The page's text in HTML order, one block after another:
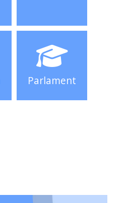
Parlament